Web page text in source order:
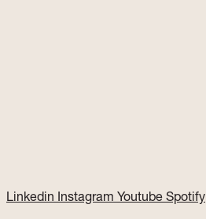
Linkedin Instagram Youtube Spotify